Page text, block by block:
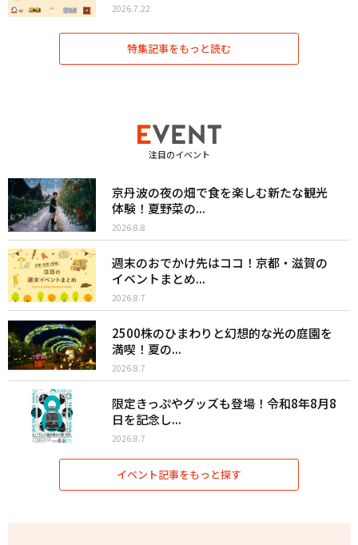
2026.7.22
特集記事をもっと読む
注目のイベント
京丹波の夜の畑で食を楽しむ新たな観光
体験！夏野菜の...
2026.8.8
週末のおでかけ先はココ！京都・滋賀の
イベントまとめ...
2026.8.7
2500株のひまわりと幻想的な光の庭園を
満喫！夏の...
2026.8.7
限定きっぷやグッズも登場！令和8年8月8
日を記念し...
2026.8.7
イベント記事をもっと探す